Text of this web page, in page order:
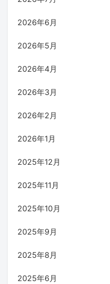
2026年6月
2026年5月
2026年4月
2026年3月
2026年2月
2026年1月
2025年12月
2025年11月
2025年10月
2025年9月
2025年8月
2025年6月